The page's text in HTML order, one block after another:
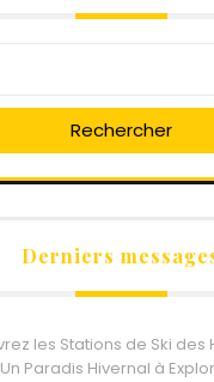
Rechercher
Derniers
les Stations de Ski des
Paradis Hivernal à